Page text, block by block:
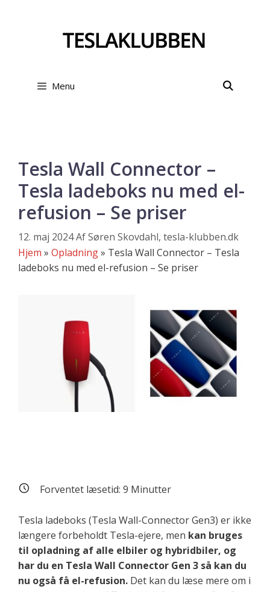
Menu
Tesla Wall Connector –
Tesla ladeboks nu med el-
refusion – Se priser
12. maj 2024AfSøren Skovdahl, tesla-klubben.dk
Hjem » Opladning» Tesla Wall Connector – Tesla
ladeboks nu med el-refusion – Se priser
Forventet læsetid: 9 Minutter
Tesla ladeboks (Tesla Wall-Connector Gen3) er ikke
længere forbeholdt Tesla-ejere, men kan bruges
til opladning af alle elbiler og hybridbiler, og
har du en Tesla Wall Connector Gen 3 så kan du
nu også få el-refusion. Det kan du læse mere om i